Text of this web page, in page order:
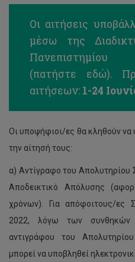
Οι αιτήσεις
μέσω της
Πανεπιστημίου
(πατήστε εδώ).
αιτήσεων: 1-24
Οι υποψήφιοι/ες θα κληθούν να
την αίτησή τους:
α) Αντίγραφο του Απολυτηρίου
Αποδεικτικό Απόλυσης
χρόνων). Για απόφοιτους/ες
2022, λόγω των συνθηκών
αντιγράφου του
μπορεί να υποβληθεί